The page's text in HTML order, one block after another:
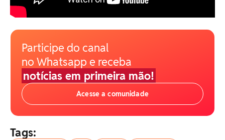
Participe do canal
no Whatsapp e receba
notícias em primeira mão!
Acesse a comunidade
Tags: